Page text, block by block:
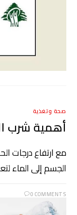
صحة وتغذية
أهمية شرب
مع ارتفاع درجات
الجسم إلى الماء
0 COMMENTS